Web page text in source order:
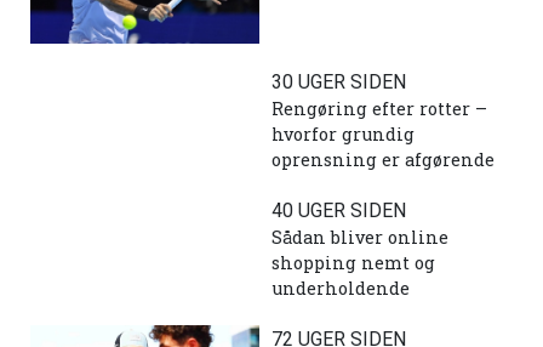
30 UGER SIDEN
Rengøring efter rotter –
hvorfor grundig
oprensning er afgørende
40 UGER SIDEN
Sådan bliver online
shopping nemt og
underholdende
72 UGER SIDEN